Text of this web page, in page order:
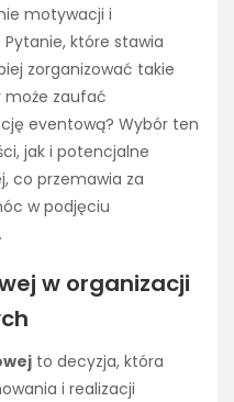
motywacji i
które stawia
zorganizować takie
może zaufać
eventową? Wybór ten
jak i potencjalne
co przemawia za
w podjęciu
w organizacji
to decyzja, która
i realizacji